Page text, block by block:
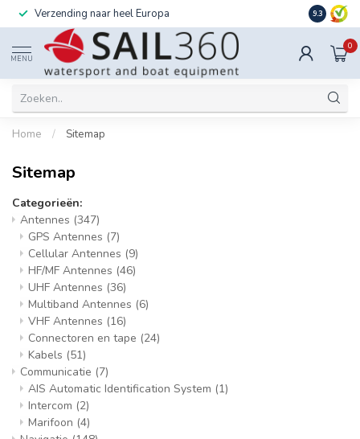
Verzending naar heel Europa Ook
9.3
MENU
0
Home / Sitemap
Sitemap
Categorieën:
Antennes (347)
GPS Antennes (7)
Cellular Antennes (9)
HF/MF Antennes (46)
UHF Antennes (36)
Multiband Antennes (6)
VHF Antennes (16)
Connectoren en tape (24)
Kabels (51)
Communicatie (7)
AIS Automatic Identification System (1)
Intercom (2)
Marifoon (4)